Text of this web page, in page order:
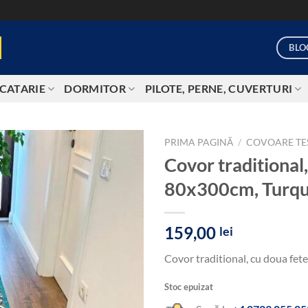
DORMITOR PILOTE, PERNE, CUVERTURI
Add to
PRIMA PAGINĂ / COVOARE
Covor
80x300cm,
159,00 lei
Covor traditional, cu doua
Stoc epuizat